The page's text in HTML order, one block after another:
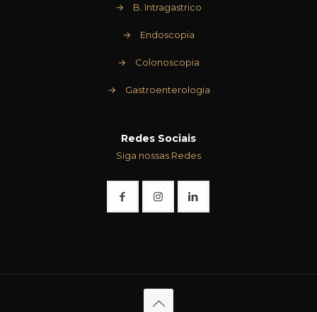
→ B. Intragastrico
→ Endoscopia
→ Colonoscopia
→ Gastroenterologia
Redes Sociais
Siga nossas Redes